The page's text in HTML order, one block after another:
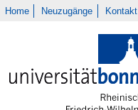
Home Neuzugänge Kontakt